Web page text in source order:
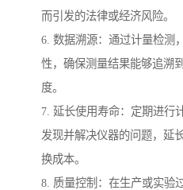
而引发的法律或经济风险。
6. 数据溯源：通过计量检测
性，确保测量结果能够追溯
度。
7. 延长使用寿命：定期进行
发现并解决仪器的问题，延
换成本。
8. 质量控制：在生产或实验